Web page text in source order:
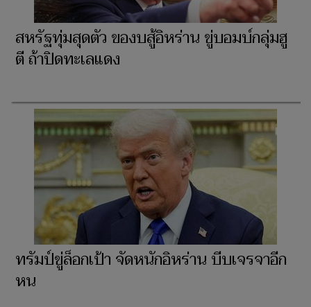
สหรัฐทุ่มสุดตัว ของบสู้อิหร่าน ขู่บอมบ์กลุ่มฮู
ตี ถ้าปิดทะเลแดง
ทรัมป์ขู่ล็อกเป้า จัดหนักอิหร่าน บีบเจรจาอีก
หน